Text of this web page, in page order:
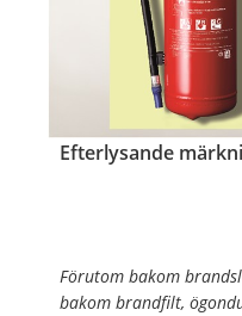
Efterlysande
Förutom bakom
bakom brandfilt,